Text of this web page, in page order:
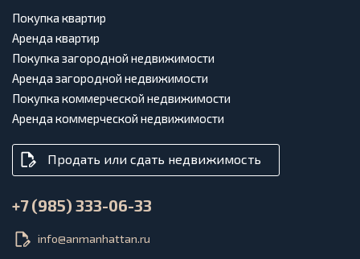
Покупка квартир
Аренда квартир
Покупка загородной недвижимости
Аренда загородной недвижимости
Покупка коммерческой недвижимости
Аренда коммерческой недвижимости
Продать или сдать недвижимость
+7 (985) 333-06-33
info@anmanhattan.ru